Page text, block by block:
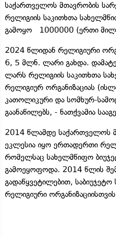
საქართველოს მთავრობის
რელიგიის საკითხთა
გამოყო 1000000 (ერთი
2024 წლიდან რელიგიური
6, 5 მლნ. ლარი გახდა.
ლარს რელიგიის საკითხთა
რელიგიურ ორგანიზაციას
კათოლიკური და სომხურ-
გაანაწილებს, - ნათქვამია
2014 წლამდე საქართველოს
ეკლესია იყო ერთადერთი
რომელსაც სახელმწიფო
გამოეყოფოდა. 2014 წლის
გადაწყვეტილებით, საბიუჯეტო
რელიგიური